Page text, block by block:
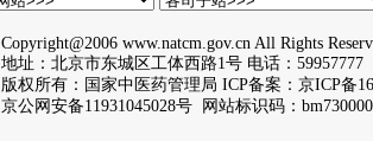
Copyright@2006 www.natcm.gov.cn All Rights
地址：北京市东城区工体西路1号 电话：59957777
版权所有：国家中医药管理局 ICP备案： 京ICP备
京公网安备11931045028号 网站标识码：